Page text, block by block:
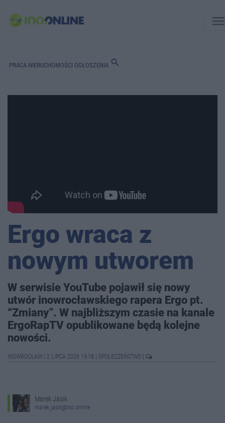
PRACA NIERUCHOMOŚCI OGŁOSZENIA search
Ergo wraca z
nowym utworem
W serwisie YouTube pojawił się nowy
utwór inowrocławskiego rapera Ergo pt.
“Zmiany”. W najbliższym czasie na kanale
ErgoRapTV opublikowane będą kolejne
nowości.
INOWROCŁAW 2 LIPCA 2026 19:18 SPOŁECZEŃSTWO
Marek Jasik
marek.jasik@ino.online